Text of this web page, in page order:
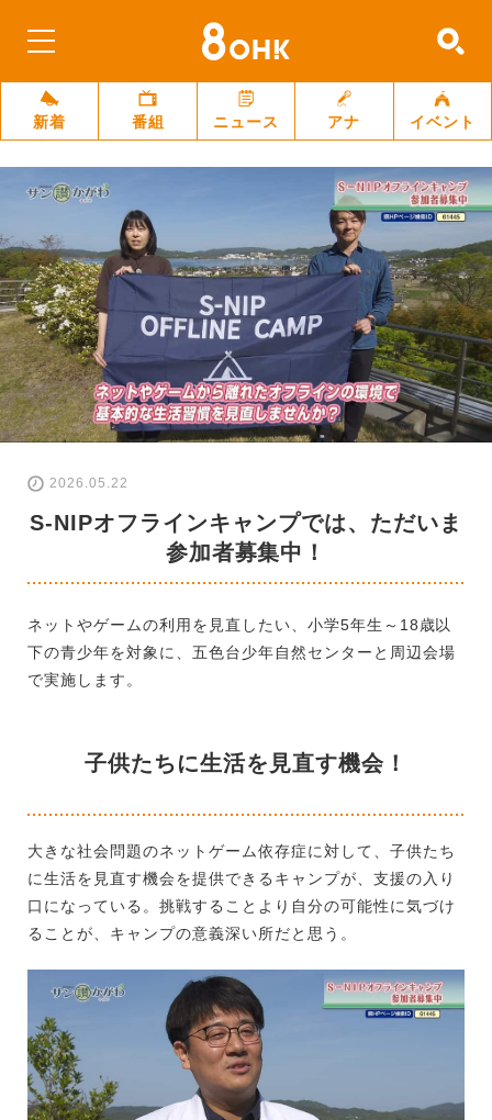
新着 番組 ニュース アナ イベント
2026.05.22
S-NIPオフラインキャンプでは、ただいま
参加者募集中！
ネットやゲームの利用を見直したい、小学5年生～18歳以
下の青少年を対象に、五色台少年自然センターと周辺会場
で実施します。
子供たちに生活を見直す機会！
大きな社会問題のネットゲーム依存症に対して、子供たち
に生活を見直す機会を提供できるキャンプが、支援の入り
口になっている。挑戦することより自分の可能性に気づけ
ることが、キャンプの意義深い所だと思う。